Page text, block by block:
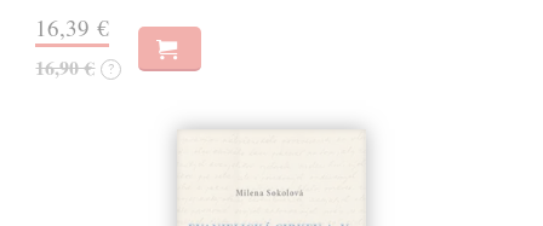
16,39 €
16,90 € ?